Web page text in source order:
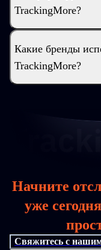
TrackingMore?
Какие бренды
TrackingMore?
Начните
уже
Свяжитесь с